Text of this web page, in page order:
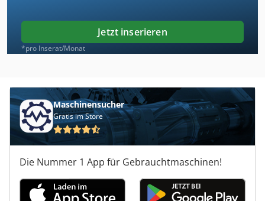
Jetzt inserieren
*pro Inserat/Monat
Maschinensucher
Gratis im Store
Die Nummer 1 App für Gebrauchtmaschinen!